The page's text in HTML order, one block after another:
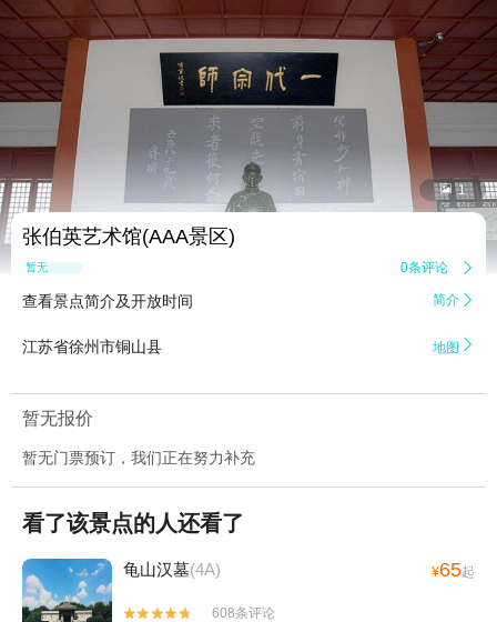
 1
张伯英艺术馆(AAA景区)
暂无点评 0条评论 
查看景点简介及开放时间 简介 
江苏省徐州市铜山县 地图 
暂无报价
暂无门票预订，我们正在努力补充
看了该景点的人还看了
龟山汉墓(4A) ¥65起


608条评论
